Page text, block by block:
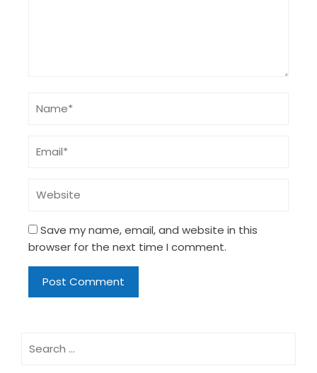
Save my name, email, and website in this
browser for the next time I comment.
for: